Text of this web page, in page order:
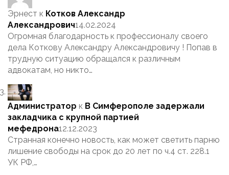
Эрнест к Котков Александр
Александрович14.02.2024
Огромная благодарность к профессионалу своего
дела Коткову Александру Александровичу ! Попав в
трудную ситуацию обращался к различным
адвокатам, но никто…
Администратор к В Симферополе задержали
закладчика с крупной партией
мефедрона12.12.2023
Странная конечно новость, как может светить парню
лишение свободы на срок до 20 лет по ч.4 ст. 228.1
УК РФ,…